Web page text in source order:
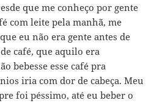
que me conheço por gente
com leite pela manhã, me
eu não era gente antes de
café, que aquilo era
bebesse esse café pra
iria com dor de cabeça. Meu
foi péssimo, até eu beber o